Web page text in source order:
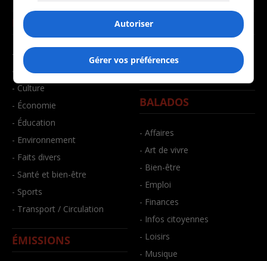
NOUVELLES
- Affaires municipales
- Communauté / Social
- Culture
- Économie
- Éducation
- Environnement
- Faits divers
- Santé et bien-être
- Sports
- Transport / Circulation
ÉMISSIONS
MUSIQUE
- Joué récemment
BALADOS
- Affaires
- Art de vivre
- Bien-être
- Emploi
- Finances
- Infos citoyennes
- Loisirs
- Musique
Autoriser
Gérer vos préférences